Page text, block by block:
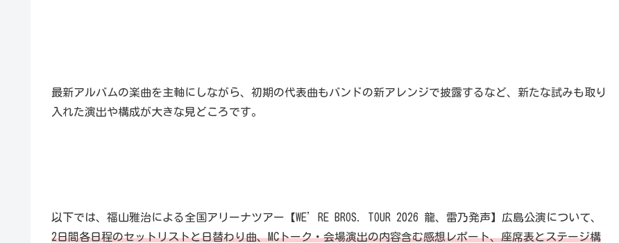
最新アルバムの楽曲を主軸にしながら、初期の代表曲もバンドの新アレンジで披露するなど、新たな試みも取り
入れた演出や構成が大きな見どころです。
以下では、福山雅治による全国アリーナツアー【WE’RE BROS. TOUR 2026 龍、雷乃発声】広島公演について、
2日間各日程のセットリストと日替わり曲、MCトーク・会場演出の内容含む感想レポート、座席表とステージ構